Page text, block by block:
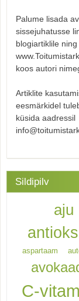
Palume lisada
sissejuhatusse
blogiartiklile
koos autori
Artiklite
eesmärkidel
küsida aadressil
Sildipilv
aju
aspartaam
C-